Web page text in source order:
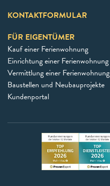
KONTAKTFORMULAR
FÜR EIGENTÜMER
Kauf einer Ferienwohnung
Einrichtung einer Ferienwohnung
Vermittlung einer Ferienwohnung
Baustellen und Neubauprojekte
Kundenportal